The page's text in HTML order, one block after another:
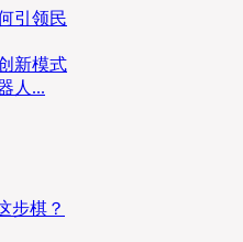
、京东在即时零售领域
“美团、淘宝”两大巨头的
集团旗下全资子公司达
达回家”意味着快递行
引领民
新模式
人...
步棋？